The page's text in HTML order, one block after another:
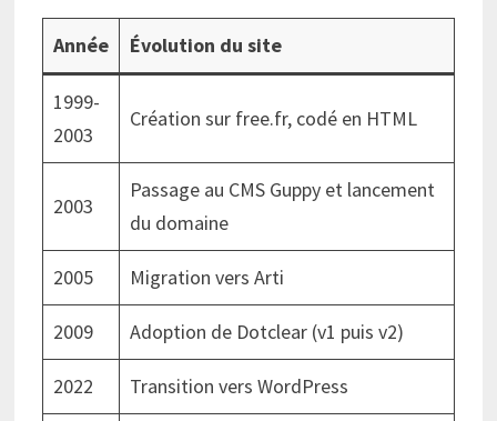
Année Évolution du site
1999-
2003
Création sur free.fr, codé en HTML
2003
Passage au CMS Guppy et lancement
du domaine
2005 Migration vers Arti
2009 Adoption de Dotclear (v1 puis v2)
2022 Transition vers WordPress